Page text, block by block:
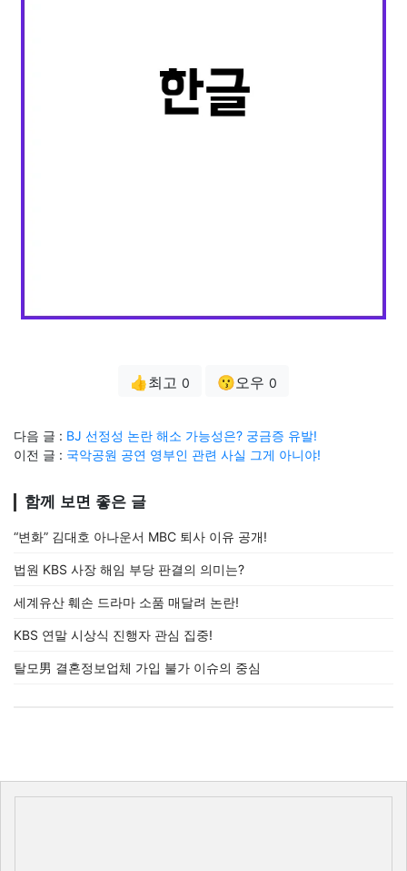
👍최고 0 😗오우 0
다음 글 : BJ 선정성 논란 해소 가능성은? 궁금증 유발!
이전 글 : 국악공원 공연 영부인 관련 사실 그게 아니야!
함께 보면 좋은 글
“변화” 김대호 아나운서 MBC 퇴사 이유 공개!
법원 KBS 사장 해임 부당 판결의 의미는?
세계유산 훼손 드라마 소품 매달려 논란!
KBS 연말 시상식 진행자 관심 집중!
탈모男 결혼정보업체 가입 불가 이슈의 중심